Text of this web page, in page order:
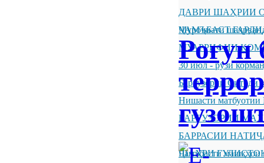
ДАВРИ ШАҲРИИ
ҶАМЪБАСТ
Муроҷиати
МУАРРИФИИ
30 июл - рӯзи
Баргузории Ситоди
Нишасти матбуотии
БАРГУЗОРИИ
БАРРАСИИ
ШАҲРИ
Ҷамъбасти машқҳои
Роғун